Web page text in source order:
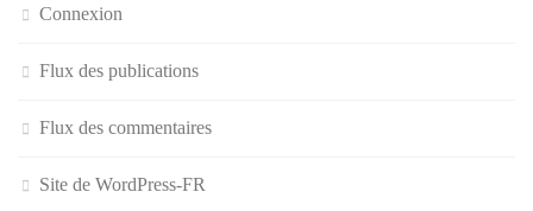
Connexion
Flux des publications
Flux des commentaires
Site de WordPress-FR